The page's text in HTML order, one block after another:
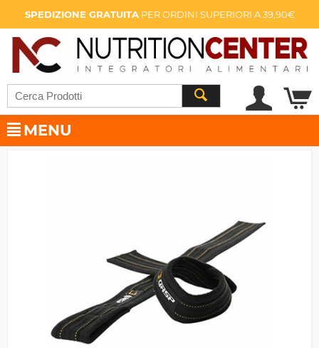
SPEDIZIONE GRATUITAPER ORDINI SUPERIORI A 39,90€
MENU